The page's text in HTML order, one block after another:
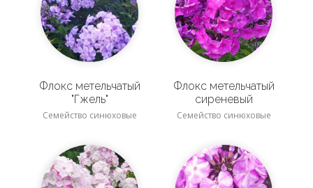
Флокс метельчатый
"Гжель"
Семейство синюховые
Флокс метельчатый
сиреневый
Семейство синюховые